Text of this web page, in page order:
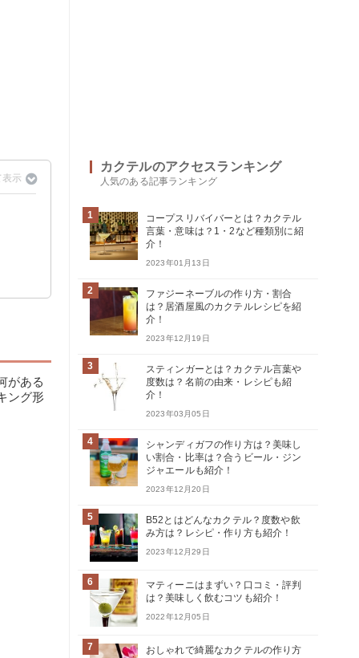
がある
ング形
カクテルのアクセスランキング
人気のある記事ランキング
1
コープスリバイバーとは？カクテル
言葉・意味は？1・2など種類別に紹
介！
2023年01月13日
2
ファジーネーブルの作り方・割合
は？居酒屋風のカクテルレシピを紹
介！
2023年12月19日
3
スティンガーとは？カクテル言葉や
度数は？名前の由来・レシピも紹
介！
2023年03月05日
4
シャンディガフの作り方は？美味し
い割合・比率は？合うビール・ジン
ジャエールも紹介！
2023年12月20日
5
B52とはどんなカクテル？度数や飲
み方は？レシピ・作り方も紹介！
2023年12月29日
6
マティーニはまずい？口コミ・評判
は？美味しく飲むコツも紹介！
2022年12月05日
7
おしゃれで綺麗なカクテルの作り方